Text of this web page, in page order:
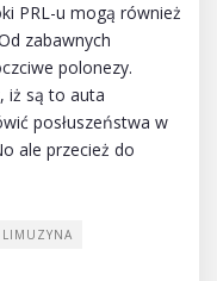
PRL-u mogą również
zabawnych
polonezy.
iż są to auta
posłuszeństwa w
ale przecież do
LIMUZYNA